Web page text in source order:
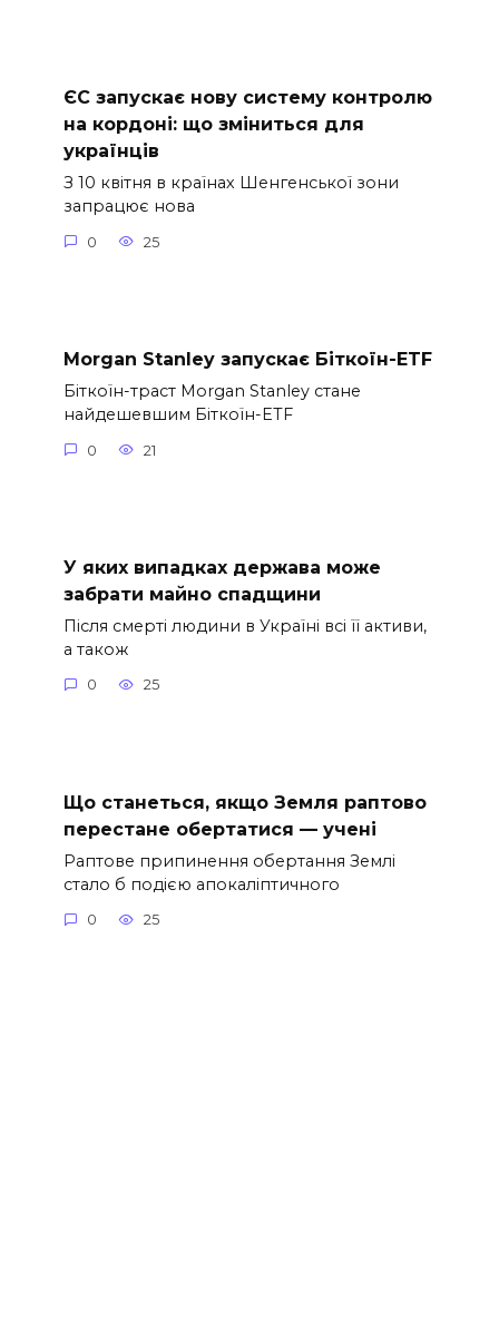
ЄС запускає нову систему контролю
на кордоні: що зміниться для
українців
З 10 квітня в країнах Шенгенської зони
запрацює нова
0 25
Morgan Stanley запускає Біткоїн-ETF
Біткоїн-траст Morgan Stanley стане
найдешевшим Біткоїн-ETF
0 21
У яких випадках держава може
забрати майно спадщини
Після смерті людини в Україні всі її активи,
а також
0 25
Що станеться, якщо Земля раптово
перестане обертатися — учені
Раптове припинення обертання Землі
стало б подією апокаліптичного
0 25